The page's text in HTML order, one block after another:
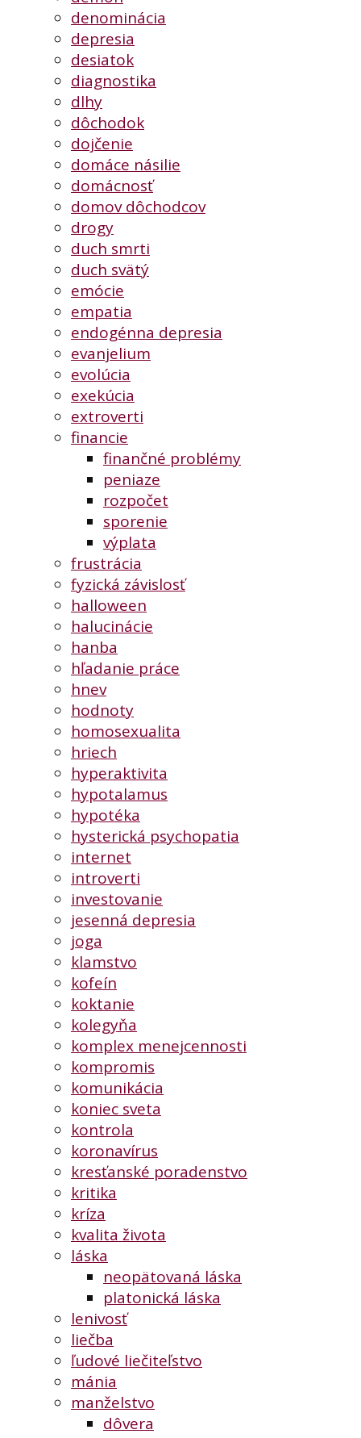
denominácia
depresia
desiatok
diagnostika
dlhy
dôchodok
dojčenie
domáce násilie
domácnosť
domov dôchodcov
drogy
duch smrti
duch svätý
emócie
empatia
endogénna depresia
evanjelium
evolúcia
exekúcia
extroverti
financie
finančné problémy
peniaze
rozpočet
sporenie
výplata
frustrácia
fyzická závislosť
halloween
halucinácie
hanba
hľadanie práce
hnev
hodnoty
homosexualita
hriech
hyperaktivita
hypotalamus
hypotéka
hysterická psychopatia
internet
introverti
investovanie
jesenná depresia
joga
klamstvo
kofeín
koktanie
kolegyňa
komplex menejcennosti
kompromis
komunikácia
koniec sveta
kontrola
koronavírus
kresťanské poradenstvo
kritika
kríza
kvalita života
láska
neopätovaná láska
platonická láska
lenivosť
liečba
ľudové liečiteľstvo
mánia
manželstvo
dôvera